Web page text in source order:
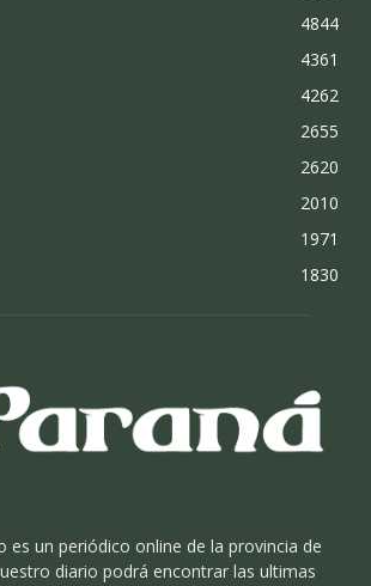
4844
4361
4262
2655
2620
2010
1971
1830
es un periódico online de la provincia de
diario podrá encontrar las ultimas